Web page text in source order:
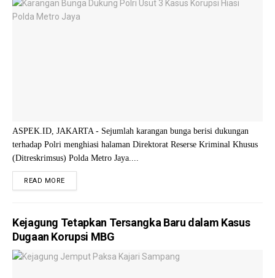
ASPEK.ID, JAKARTA - Sejumlah karangan bunga berisi dukungan
terhadap Polri menghiasi halaman Direktorat Reserse Kriminal Khusus
(Ditreskrimsus) Polda Metro Jaya....
READ MORE
Kejagung Tetapkan Tersangka Baru dalam Kasus
Dugaan Korupsi MBG